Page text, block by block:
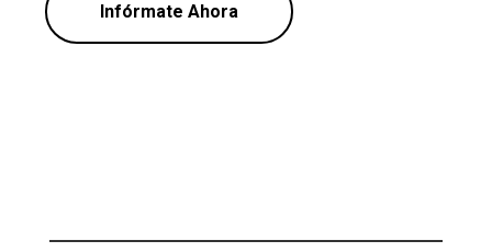
Infórmate Ahora